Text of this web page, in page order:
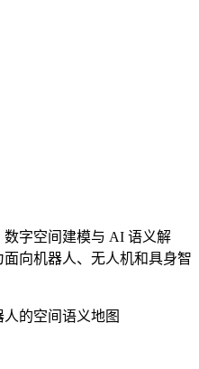
字空间建模与 AI 语义解
向机器人、无人机和具身智